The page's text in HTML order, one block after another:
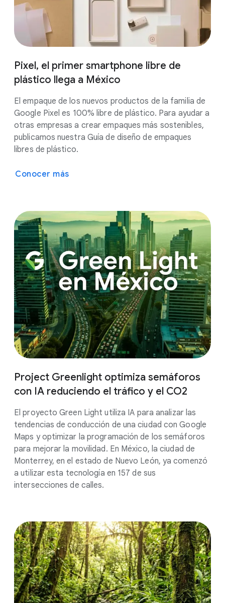
Pixel, el primer smartphone libre de
plástico llega a México
El empaque de los nuevos productos de la familia de
Google Pixel es 100% libre de plástico. Para ayudar a
otras empresas a crear empaques más sostenibles,
publicamos nuestra Guía de diseño de empaques
libres de plástico.
Conocer más
Project Greenlight optimiza semáforos
con IA reduciendo el tráfico y el CO2
El proyecto Green Light utiliza IA para analizar las
tendencias de conducción de una ciudad con Google
Maps y optimizar la programación de los semáforos
para mejorar la movilidad. En México, la ciudad de
Monterrey, en el estado de Nuevo León, ya comenzó
a utilizar esta tecnología en 157 de sus
intersecciones de calles.